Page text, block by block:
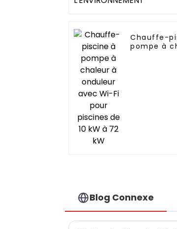
Chauffe-
pompe à
Blog Connexe